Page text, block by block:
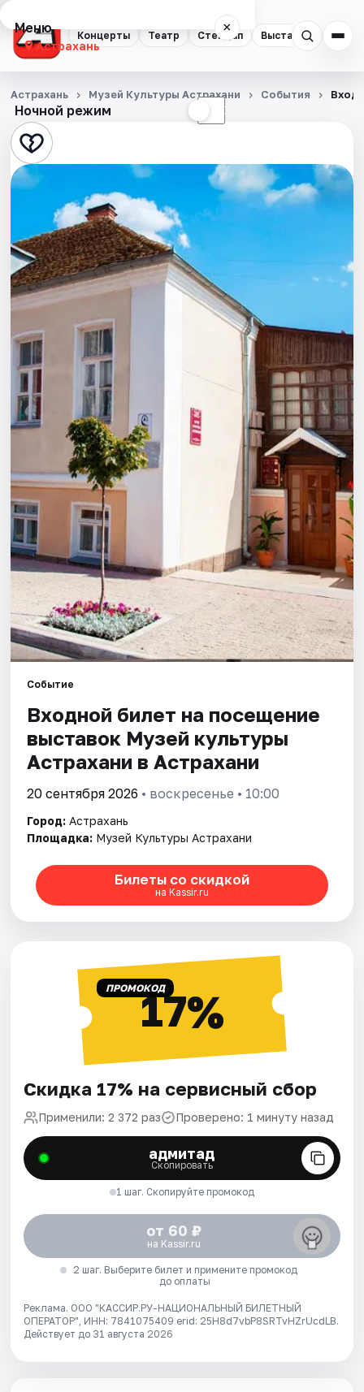
Концерты Театр Стендап Выставки
Меню ×
Астрахань
Концерты
Театр
Стендап
Выставки
Квесты
Экскурсии
Спорт
События
Города
Площадки
Артисты
Рейтинги
Ночной режим ☾
Астрахань Музей Культуры Астрахани События
Событие
Входной билет на посещение
выставок Музей культуры
Астрахани в Астрахани
20 сентября 2026 • воскресенье • 10:00
Город: Астрахань
Площадка: Музей Культуры Астрахани
Билеты со скидкой
на Kassir.ru
ПРОМОКОД17%
Скидка 17% на сервисный сбор
Применили: 2 372 раз Проверено: 1 минуту назад
адмитад
Скопировать
1 шаг. Скопируйте промокод
от 60 ₽
на Kassir.ru
2 шаг. Выберите билет и примените промокод
до оплаты
Реклама. ООО "КАССИР.РУ-НАЦИОНАЛЬНЫЙ БИЛЕТНЫЙ
ОПЕРАТОР", ИНН: 7841075409 erid: 25H8d7vbP8SRTvHZrUcdLB.
Действует до 31 августа 2026